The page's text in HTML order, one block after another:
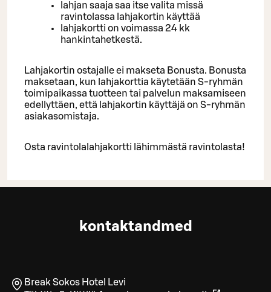
lahjan saaja saa itse valita missä
ravintolassa lahjakortin käyttää
lahjakortti on voimassa 24 kk
hankintahetkestä.
Lahjakortin ostajalle ei makseta Bonusta. Bonusta
maksetaan, kun lahjakorttia käytetään S-ryhmän
toimipaikassa tuotteen tai palvelun maksamiseen
edellyttäen, että lahjakortin käyttäjä on S-ryhmän
asiakasomistaja.
Osta ravintolalahjakortti lähimmästä ravintolasta!
kontaktandmed
Break Sokos Hotel Levi